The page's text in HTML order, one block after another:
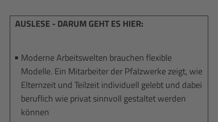
AUSLESE - DARUM GEHT ES HIER:
Moderne Arbeitswelten brauchen flexible
Modelle. Ein Mitarbeiter der Pfalzwerke zeigt, wie
Elternzeit und Teilzeit individuell gelebt und dabei
beruflich wie privat sinnvoll gestaltet werden
können